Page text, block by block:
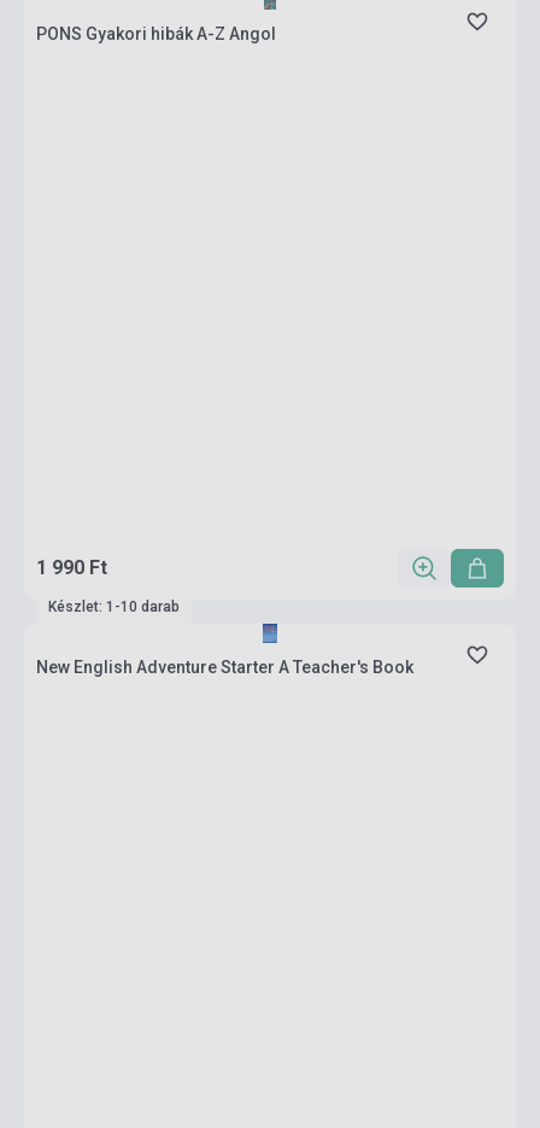
PONS Gyakori hibák A-Z Angol
1 990 Ft
Készlet: 1-10 darab
New English Adventure Starter A Teacher's Book